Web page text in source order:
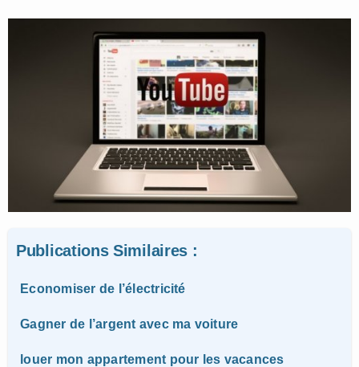
Publications Similaires :
Economiser de l’électricité
Gagner de l’argent avec ma voiture
louer mon appartement pour les vacances